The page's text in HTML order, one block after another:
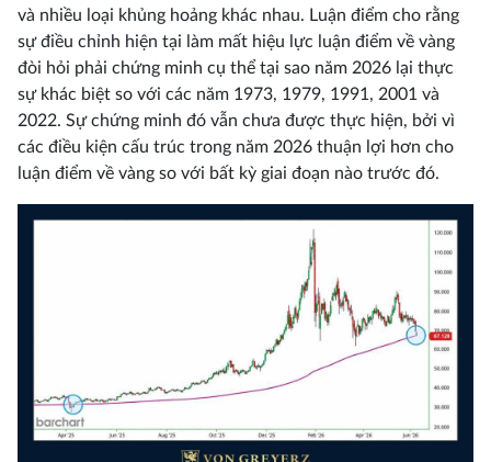
và nhiều loại khủng hoảng khác nhau. Luận điểm cho rằng
sự điều chỉnh hiện tại làm mất hiệu lực luận điểm về vàng
đòi hỏi phải chứng minh cụ thể tại sao năm 2026 lại thực
sự khác biệt so với các năm 1973, 1979, 1991, 2001 và
2022. Sự chứng minh đó vẫn chưa được thực hiện, bởi vì
các điều kiện cấu trúc trong năm 2026 thuận lợi hơn cho
luận điểm về vàng so với bất kỳ giai đoạn nào trước đó.